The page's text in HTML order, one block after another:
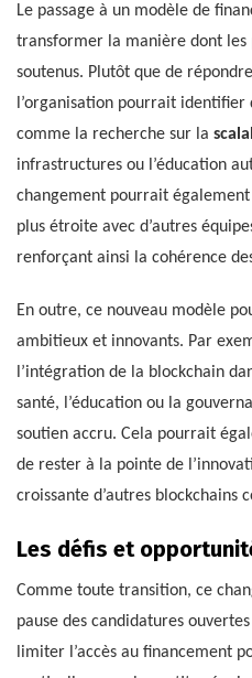
Le passage à un modèle de
transformer la manière dont les
soutenus. Plutôt que de
l’organisation pourrait
comme la recherche sur la
infrastructures ou l’éducation
changement pourrait
plus étroite avec d’autres
renforçant ainsi la cohérence
En outre, ce nouveau modèle
ambitieux et innovants. Par
l’intégration de la blockchain
santé, l’éducation ou la
soutien accru. Cela pourrait
de rester à la pointe de
croissante d’autres blockchains
Les défis et
Comme toute transition, ce
pause des candidatures
limiter l’accès au financement